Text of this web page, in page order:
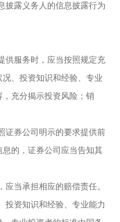
披露义务人的信息披露行为
服务时，应当按照规定充
、投资知识和经验、专业
充分揭示投资风险；销
证券公司明示的要求提供前
的，证券公司应当告知其
当承担相应的赔偿责任。
资知识和经验、专业能力